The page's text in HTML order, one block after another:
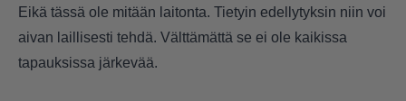
Eikä tässä ole mitään laitonta. Tietyin edellytyksin niin voi
aivan laillisesti tehdä. Välttämättä se ei ole kaikissa
tapauksissa järkevää.